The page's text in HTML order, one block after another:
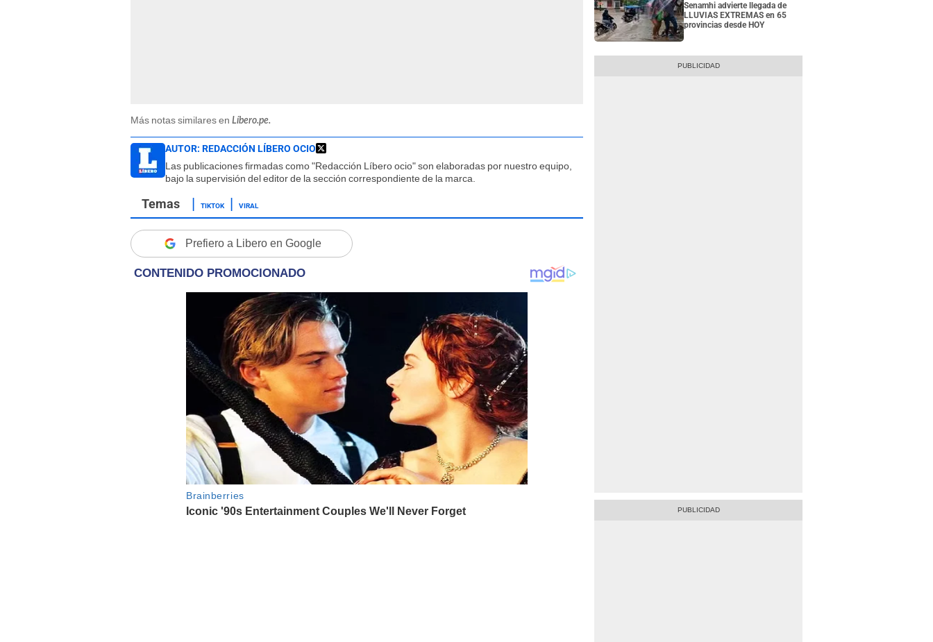
Más notas similares en Líbero.pe.
AUTOR: REDACCIÓN LÍBERO OCIO
Las publicaciones firmadas como "Redacción Líbero ocio" son elaboradas por nuestro equipo,
bajo la supervisión del editor de la sección correspondiente de la marca.
TIKTOK VIRAL
Prefiero a Libero en Google
Senamhi advierte llegada de
LLUVIAS EXTREMAS en 65
provincias desde HOY